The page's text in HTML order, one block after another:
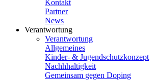
Kontakt
Partner
News
Verantwortung
Verantwortung
Allgemeines
Kinder- & Jugendschutzkonzept
Nachhhaltigkeit
Gemeinsam gegen Doping